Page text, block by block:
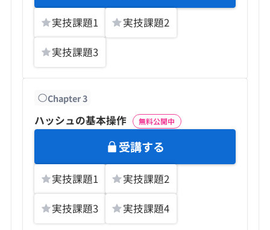
実技課題1 実技課題2
実技課題3
Chapter3
ハッシュの基本操作 無料公開中
受講する
実技課題1 実技課題2
実技課題3 実技課題4